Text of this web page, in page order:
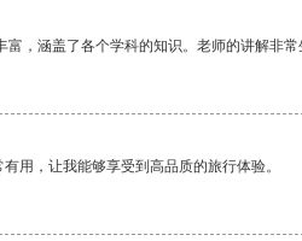
，涵盖了各个学科的知识。老师的讲解非常
用，让我能够享受到高品质的旅行体验。